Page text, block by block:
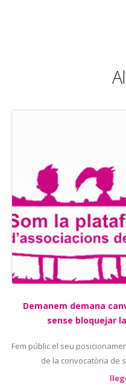
Al
Demanem demana
sense bloquejar
Fem públic el seu
de la convocatòria de